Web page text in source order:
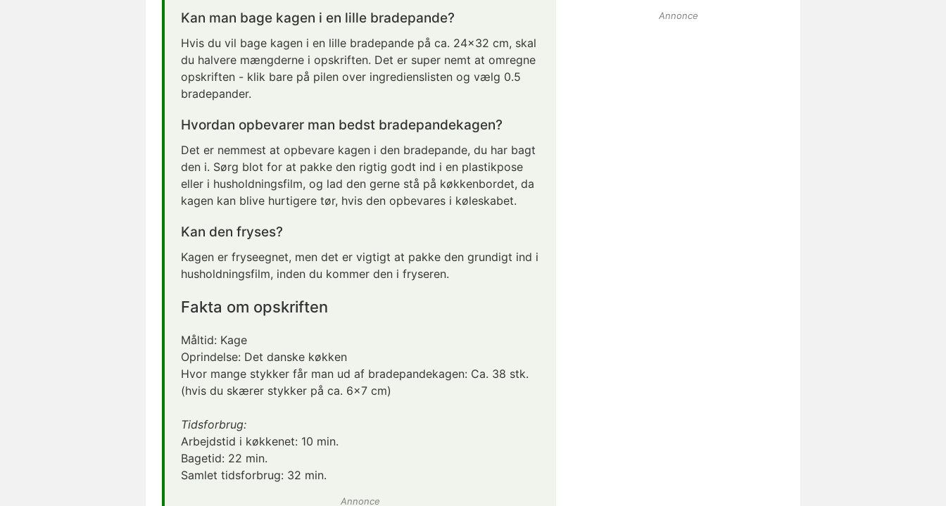
Kan man bage kagen i en lille bradepande?
Hvis du vil bage kagen i en lille bradepande på ca. 24x32 cm, skal
du halvere mængderne i opskriften. Det er super nemt at omregne
opskriften - klik bare på pilen over ingredienslisten og vælg 0.5
bradepander.
Hvordan opbevarer man bedst bradepandekagen?
Det er nemmest at opbevare kagen i den bradepande, du har bagt
den i. Sørg blot for at pakke den rigtig godt ind i en plastikpose
eller i husholdningsfilm, og lad den gerne stå på køkkenbordet, da
kagen kan blive hurtigere tør, hvis den opbevares i køleskabet.
Kan den fryses?
Kagen er fryseegnet, men det er vigtigt at pakke den grundigt ind i
husholdningsfilm, inden du kommer den i fryseren.
Fakta om opskriften
Måltid: Kage
Oprindelse: Det danske køkken
Hvor mange stykker får man ud af bradepandekagen: Ca. 38 stk.
(hvis du skærer stykker på ca. 6x7 cm)
Tidsforbrug:
Arbejdstid i køkkenet: 10 min.
Bagetid: 22 min.
Samlet tidsforbrug: 32 min.
Annonce
Annonce